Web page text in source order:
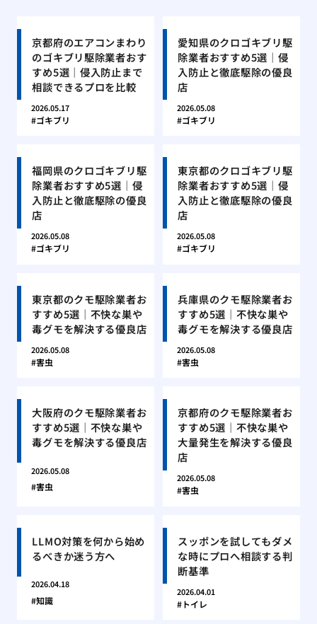
京都府のエアコンまわり
のゴキブリ駆除業者おす
すめ5選｜侵入防止まで
相談できるプロを比較
2026.05.17
ゴキブリ
愛知県のクロゴキブリ駆
除業者おすすめ5選｜侵
入防止と徹底駆除の優良
店
2026.05.08
ゴキブリ
福岡県のクロゴキブリ駆
除業者おすすめ5選｜侵
入防止と徹底駆除の優良
店
2026.05.08
ゴキブリ
東京都のクロゴキブリ駆
除業者おすすめ5選｜侵
入防止と徹底駆除の優良
店
2026.05.08
ゴキブリ
東京都のクモ駆除業者お
すすめ5選｜不快な巣や
毒グモを解決する優良店
2026.05.08
害虫
兵庫県のクモ駆除業者お
すすめ5選｜不快な巣や
毒グモを解決する優良店
2026.05.08
害虫
大阪府のクモ駆除業者お
すすめ5選｜不快な巣や
毒グモを解決する優良店
2026.05.08
害虫
京都府のクモ駆除業者お
すすめ5選｜不快な巣や
大量発生を解決する優良
店
2026.05.08
害虫
LLMO対策を何から始め
るべきか迷う方へ
2026.04.18
知識
スッポンを試してもダメ
な時にプロへ相談する判
断基準
2026.04.01
トイレ